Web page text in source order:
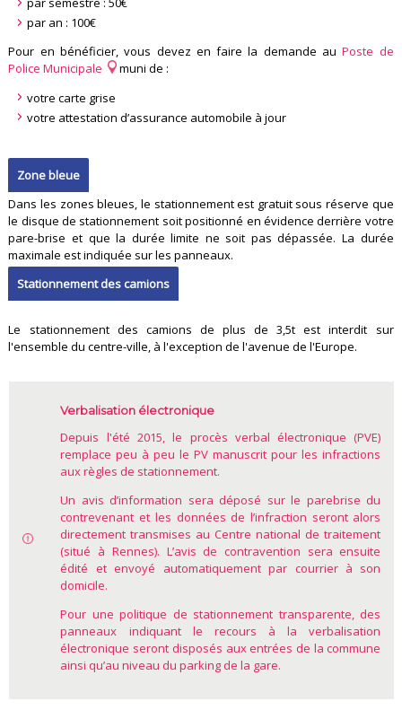
par an : 100€
Pour en bénéficier, vous devez en faire la demande auPoste de
Police Municipale
muni de :
votre carte grise
votre attestation d’assurance automobile à jour
Zone bleue
Dans les zones bleues, le stationnement est gratuit sous réserve que
le disque de stationnement soit positionné en évidence derrière votre
pare-brise et que la durée limite ne soit pas dépassée. La durée
maximale est indiquée sur les panneaux.
Stationnement des camions
Le stationnement des camions de plus de 3,5t est interdit sur
l'ensemble du centre-ville, à l'exception de l'avenue de l'Europe.
Verbalisation électronique
Depuis l'été 2015, le procès verbal électronique (PVE)
remplace peu à peu le PV manuscrit pour les infractions
aux règles de stationnement.
Un avis d’information sera déposé sur le parebrise du
contrevenant et les données de l’infraction seront alors
directement transmises au Centre national de traitement
(situé à Rennes). L’avis de contravention sera ensuite
édité et envoyé automatiquement par courrier à son
domicile.
Pour une politique de stationnement transparente, des
panneaux indiquant le recours à la verbalisation
électronique seront disposés aux entrées de la commune
ainsi qu’au niveau du parking de la gare.